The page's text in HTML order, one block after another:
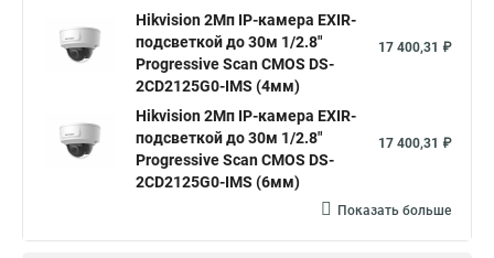
Нikvision микрофон Hikvision поворотная
Hikvision порты
Hikvision 2Мп IP-камера EXIR-
подсветкой до 30м 1/2.8"
Progressive Scan CMOS DS-
2CD2125G0-IMS (4мм)
17 400,31 ₽
Hikvision 2Мп IP-камера EXIR-
подсветкой до 30м 1/2.8"
Progressive Scan CMOS DS-
2CD2125G0-IMS (6мм)
17 400,31 ₽
Показать больше